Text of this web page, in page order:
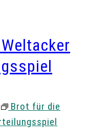
Brot für die